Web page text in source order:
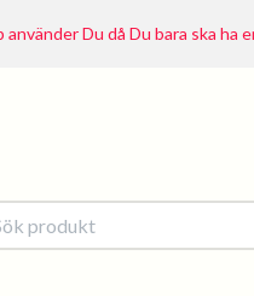
använder Du då Du bara ska